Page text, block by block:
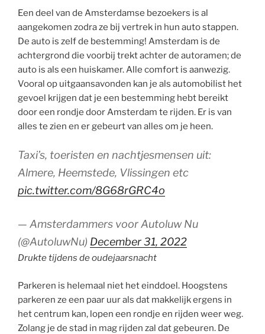
Een deel van de Amsterdamse bezoekers is al
aangekomen zodra ze bij vertrek in hun auto stappen.
De auto is zelf de bestemming! Amsterdam is de
achtergrond die voorbij trekt achter de autoramen; de
auto is als een huiskamer. Alle comfort is aanwezig.
Vooral op uitgaansavonden kan je als automobilist het
gevoel krijgen dat je een bestemming hebt bereikt
door een rondje door Amsterdam te rijden. Er is van
alles te zien en er gebeurt van alles om je heen.
Taxi’s, toeristen en nachtjesmensen uit:
Almere, Heemstede, Vlissingen etc
pic.twitter.com/8G68rGRC4o
— Amsterdammers voor Autoluw Nu
(@AutoluwNu) December 31, 2022
Drukte tijdens de oudejaarsnacht
Parkeren is helemaal niet het einddoel. Hoogstens
parkeren ze een paar uur als dat makkelijk ergens in
het centrum kan, lopen een rondje en rijden weer weg.
Zolang je de stad in mag rijden zal dat gebeuren. De